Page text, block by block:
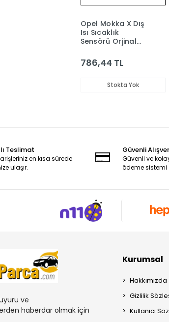
Opel Mokka X Dış
Isı Sıcaklık
Sensörü Orjinal
786,44 TL
Stokta Yok
Teslimat
en kısa sürede
ulaşır.
Güvenli
Güvenli ve
ödeme sistemi
ve
haberdar olmak için
Kurumsal
Hakkımızda
Gizlilik
Kullanıcı